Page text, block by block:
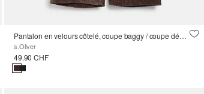
Pantalon en velours côtelé, coupe baggy / coupe décontractée / taille mi-haute / jambe large
s.Oliver
49.90 CHF